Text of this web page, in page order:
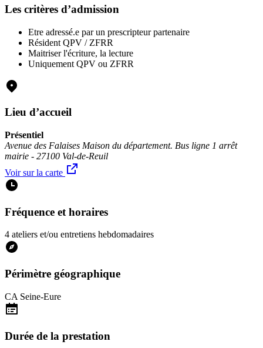
Les critères d’admission
Etre adressé.e par un prescripteur partenaire
Résident QPV / ZFRR
Maitriser l'écriture, la lecture
Uniquement QPV ou ZFRR
Lieu d’accueil
Présentiel
Avenue des Falaises Maison du département. Bus ligne 1 arrêt
mairie - 27100 Val-de-Reuil
Voir sur la carte
Fréquence et horaires
4 ateliers et/ou entretiens hebdomadaires
Périmètre géographique
CA Seine-Eure
Durée de la prestation